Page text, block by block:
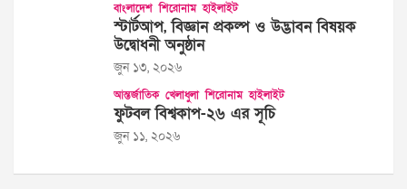
বাংলাদেশ শিরোনাম হাইলাইট
স্টার্টআপ, বিজ্ঞান প্রকল্প ও উদ্ভাবন বিষয়ক
উদ্বোধনী অনুষ্ঠান
জুন ১৩, ২০২৬
আন্তর্জাতিক খেলাধুলা শিরোনাম হাইলাইট
ফুটবল বিশ্বকাপ-২৬ এর সূচি
জুন ১১, ২০২৬